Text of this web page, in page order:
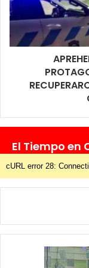
El Tiempo en
cURL error 28: